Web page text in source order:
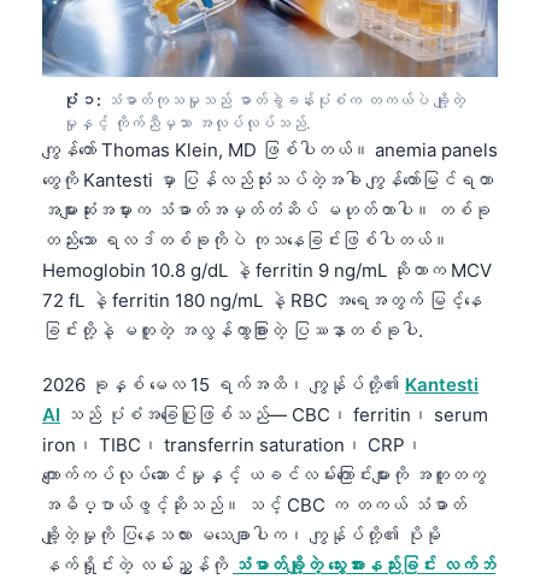
ပုံ ၁: သံဓာတ်ကုသမှုသည် ဓာတ်ခွဲခန်းပုံစံက တကယ်ပဲ ချို့တဲ့
မှုနှင့် ကိုက်ညီမှသာ အလုပ်လုပ်သည်.
ကျွန်တော် Thomas Klein, MD ဖြစ်ပါတယ်။ anemia panels
တွေကို Kantesti မှာ ပြန်လည်သုံးသပ်တဲ့အခါ ကျွန်တော်မြင်ရတာ
အများဆုံးအမှားက သံဓာတ်အမှတ်တံဆိပ် မဟုတ်တာပါ။ တစ်ခု
တည်းသော ရလဒ်တစ်ခုကိုပဲ ကုသနေခြင်းဖြစ်ပါတယ်။
Hemoglobin 10.8 g/dL နဲ့ ferritin 9 ng/mL ဆိုတာက MCV
72 fL နဲ့ ferritin 180 ng/mL နဲ့ RBC အရေအတွက် မြင့်နေ
ခြင်းတို့နဲ့ မတူတဲ့ အလွန်ကွာခြားတဲ့ ပြဿနာတစ်ခုပါ.
2026 ခုနှစ် မေလ 15 ရက်အထိ၊ ကျွန်ုပ်တို့၏ Kantesti
AI သည် ပုံစံအခြေပြုဖြစ်သည်— CBC၊ ferritin၊ serum
iron၊ TIBC၊ transferrin saturation၊ CRP၊
ကျောက်ကပ်လုပ်ဆောင်မှုနှင့် ယခင်လမ်းကြောင်းများကို အတူတကွ
အဓိပ္ပာယ်ဖွင့်ဆိုသည်။ သင့် CBC က တကယ် သံဓာတ်
ချို့တဲ့မှုကို ပြနေသလား မသေချာပါက၊ ကျွန်ုပ်တို့၏ ပိုမို
နက်ရှိုင်းတဲ့ လမ်းညွှန်ကို သံဓာတ်ချို့တဲ့ သွေးအားနည်းခြင်း လက်ဘ်